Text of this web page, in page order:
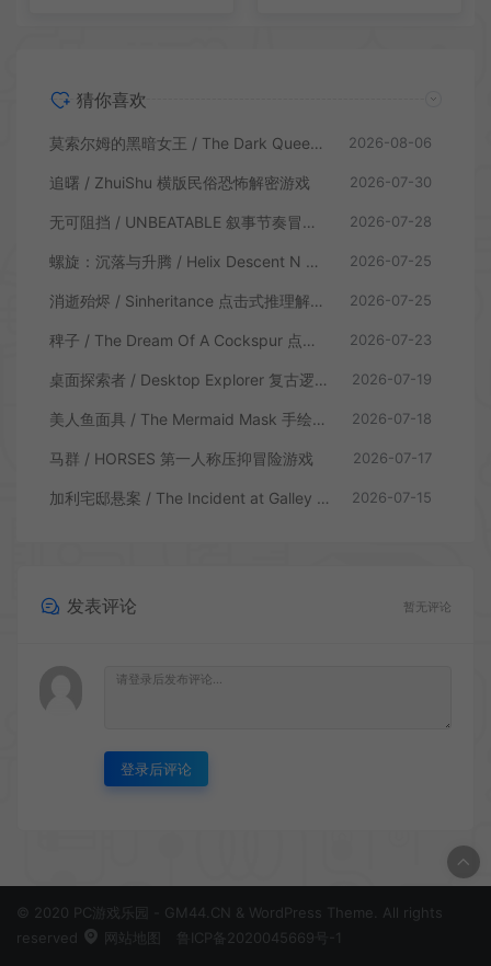
猜你喜欢
莫索尔姆的黑暗女王 / The Dark Queen of Mortholme 多结局叙事游戏 2026-08-06
追曙 / ZhuiShu 横版民俗恐怖解密游戏 2026-07-30
无可阻挡 / UNBEATABLE 叙事节奏冒险游戏 2026-07-28
螺旋：沉落与升腾 / Helix Descent N Ascent 解谜冒险游戏 2026-07-25
消逝殆烬 / Sinheritance 点击式推理解谜游戏 2026-07-25
稗子 / The Dream Of A Cockspur 点击式剧情解谜游戏 2026-07-23
桌面探索者 / Desktop Explorer 复古逻辑解密游戏 2026-07-19
美人鱼面具 / The Mermaid Mask 手绘点击侦探解谜游戏 2026-07-18
马群 / HORSES 第一人称压抑冒险游戏 2026-07-17
加利宅邸悬案 / The Incident at Galley House 侦探解密推理游戏 2026-07-15
发表评论 暂无评论
登录后评论
© 2020 PC游戏乐园 - GM44.CN & WordPress Theme. All rights
reserved
网站地图 鲁ICP备2020045669号-1